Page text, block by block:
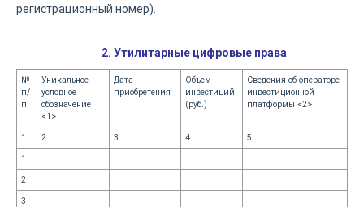
регистрационный номер).
2. Утилитарные цифровые права
№
п/
п
Уникальное
условное
обозначение
<1>
Дата
приобретения
Объем
инвестиций
(руб.)
Сведения об операторе
инвестиционной
платформы <2>
1 2 3 4
5
1
2
3